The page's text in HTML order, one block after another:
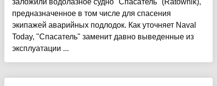
заложили водолазное судно "Спасатель" (Ratownik),
предназначенное в том числе для спасения
экипажей аварийных подлодок. Как уточняет Naval
Today, "Спасатель" заменит давно выведенные из
эксплуатации ...